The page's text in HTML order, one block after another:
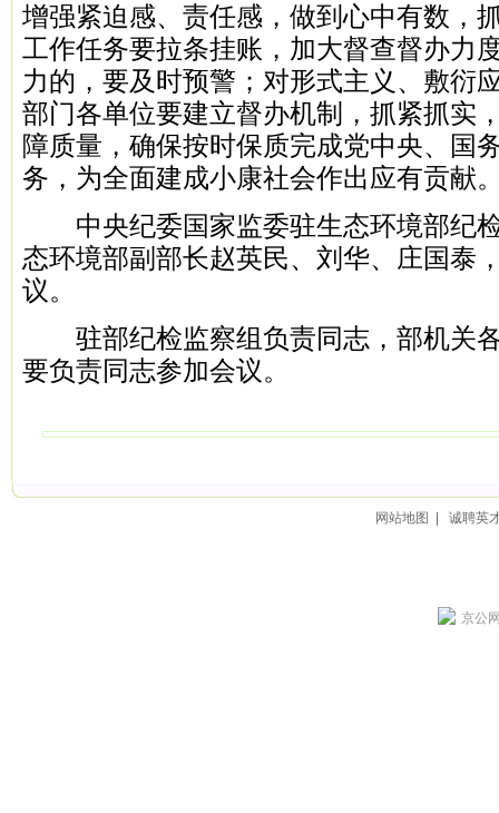
增强紧迫感、责任感，做到心中有数，
工作任务要拉条挂账，加大督查督办力
力的，要及时预警；对形式主义、敷衍
部门各单位要建立督办机制，抓紧抓实
障质量，确保按时保质完成党中央、国
务，为全面建成小康社会作出应有贡献
中央纪委国家监委驻生态环境部纪
态环境部副部长赵英民、刘华、庄国泰
议。
驻部纪检监察组负责同志，部机关
要负责同志参加会议。
网站地图 诚聘英
京公